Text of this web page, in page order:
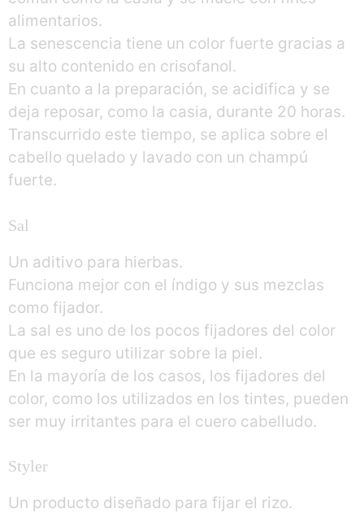
alimentarios.
La senescencia tiene un color fuerte gracias a
su alto contenido en crisofanol.
En cuanto a la preparación, se acidifica y se
deja reposar, como la casia, durante 20 horas.
Transcurrido este tiempo, se aplica sobre el
cabello quelado y lavado con un champú
fuerte.
Sal
Un aditivo para hierbas.
Funciona mejor con el índigo y sus mezclas
como fijador.
La sal es uno de los pocos fijadores del color
que es seguro utilizar sobre la piel.
En la mayoría de los casos, los fijadores del
color, como los utilizados en los tintes, pueden
ser muy irritantes para el cuero cabelludo.
Styler
Un producto diseñado para fijar el rizo.